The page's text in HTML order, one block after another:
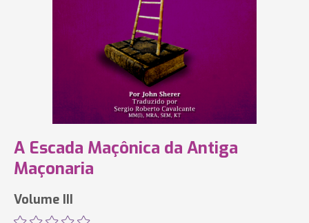
A Escada Maçônica da Antiga
Maçonaria
Volume III